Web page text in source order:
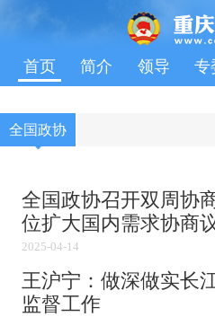
首页 简介 领导 专
全国政协
全国政协召开双周协
位扩大国内需求协商
2025-04-14
王沪宁：做深做实长
监督工作